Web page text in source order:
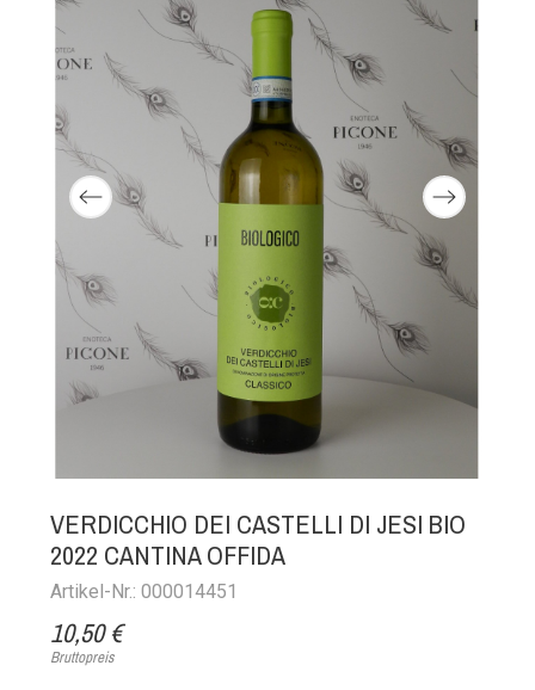
VERDICCHIO DEI CASTELLI DI JESI BIO
2022 CANTINA OFFIDA
Artikel-Nr.: 000014451
10,50 €
Bruttopreis